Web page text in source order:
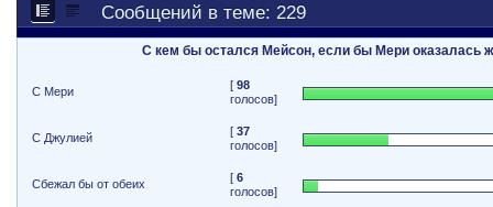
Сообщений в теме: 229
С кем бы остался Мейсон, если бы Мери оказалась
С Мери [98
голосов]
С Джулией [37
голосов]
Сбежал бы от обеих [6
голосов]